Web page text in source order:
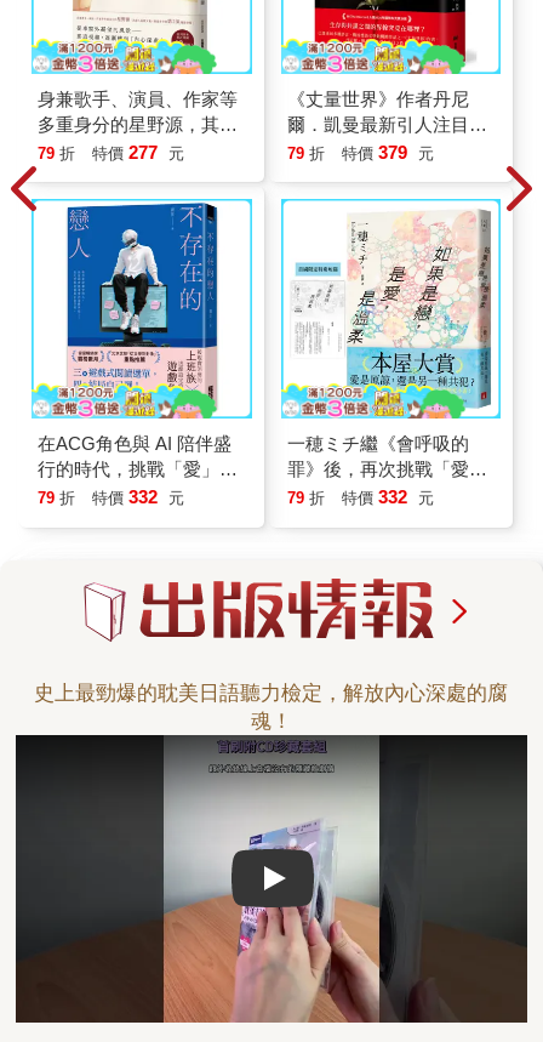
身兼歌手、演員、作家等
多重身分的星野源，其超
人氣散文集，睽違多年的
79 折 特價 277 元
《丈量世界》作者丹尼
爾．凱曼最新引人注目之
作！
79 折 特價 379 元
在ACG角色與 AI 陪伴盛
行的時代，挑戰「愛」與
「真實」的定義
79 折 特價 332 元
一穂ミチ繼《會呼吸的
罪》後，再次挑戰「愛」
與「惡」的邊界
79 折 特價 332 元
Play video
史上最勁爆的耽美日語聽力檢定，解放內心深處的腐
魂！